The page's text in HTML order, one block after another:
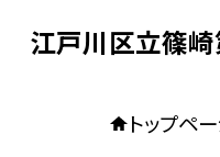
江戸川区立篠
トップペ